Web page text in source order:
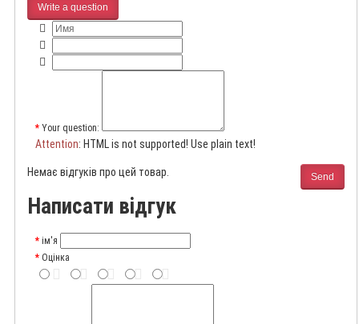
Write a question
Your question:
Attention: HTML is not supported! Use plain text!
Send
Немає відгуків про цей товар.
Написати відгук
ім'я
Оцінка